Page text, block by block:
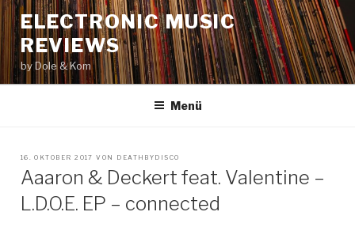
Zum
Inhalt
springen
ELECTRONIC MUSIC
REVIEWS
by Dole & Kom
Menü
VERÖFFENTLICHT
16. OKTOBER 2017 VON DEATHBYDISCO
Aaaron & Deckert feat. Valentine –
L.D.O.E. EP – connected